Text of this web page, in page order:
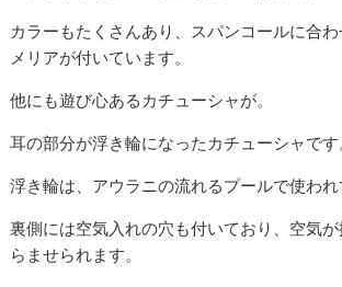
カラーもたくさんあり、スパンコールに合
メリアが付いています。
他にも遊び心あるカチューシャが。
耳の部分が浮き輪になったカチューシャです
浮き輪は、アウラニの流れるプールで使われ
裏側には空気入れの穴も付いており、空気
らませられます。